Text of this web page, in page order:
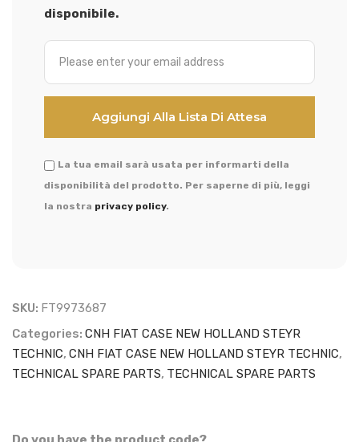
disponibile.
La tua email sarà usata per informarti della
disponibilità del prodotto. Per saperne di più, leggi
la nostra privacy policy.
SKU: FT9973687
Categories: CNH FIAT CASE NEW HOLLAND STEYR
TECHNIC, CNH FIAT CASE NEW HOLLAND STEYR TECHNIC,
TECHNICAL SPARE PARTS, TECHNICAL SPARE PARTS